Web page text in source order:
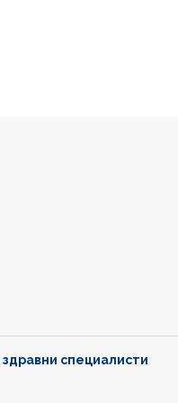
здравни специалисти